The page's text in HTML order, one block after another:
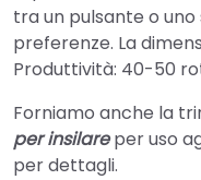
tra un pulsante o
preferenze. La
Produttività: 40-50
Forniamo anche la
per insilareper uso
per dettagli.